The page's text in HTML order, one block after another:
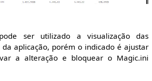
ser utilizado a visualização das
aplicação, porém o indicado é ajustar
a alteração e bloquear o Magic.ini